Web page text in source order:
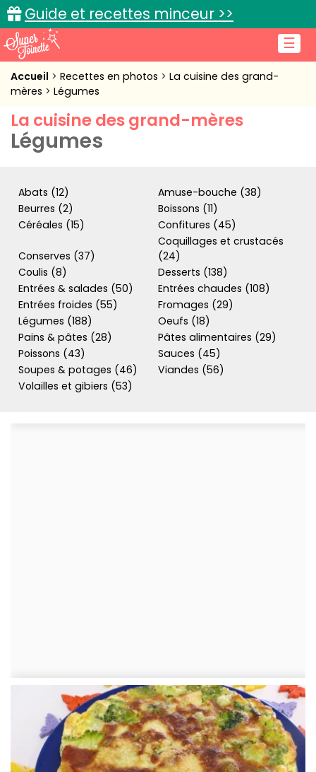
☰
Guide et recettes minceur >>
Accueil
Cuisine pratique
Connexion
Accueil Recettes en photos
La cuisine des grand-
mères
Légumes
La cuisine des grand-mères
Légumes
Abats (12)
Amuse-bouche (38)
Beurres (2)
Boissons (11)
Céréales (15)
Confitures (45)
Conserves (37)
Coquillages et crustacés
(24)
Coulis (8)
Desserts (138)
Entrées & salades (50)
Entrées chaudes (108)
Entrées froides (55)
Fromages (29)
Légumes (188)
Oeufs (18)
Pains & pâtes (28)
Pâtes alimentaires (29)
Poissons (43)
Sauces (45)
Soupes & potages (46)
Viandes (56)
Volailles et gibiers (53)